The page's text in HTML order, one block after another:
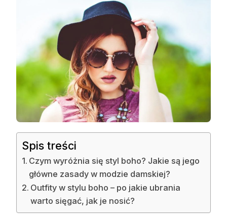
MODZIE
–
WARTO
WIEDZIEĆ
NA
TEN
TEMAT?
Spis treści
Czym wyróżnia się styl boho? Jakie są jego
główne zasady w modzie damskiej?
Outfity w stylu boho – po jakie ubrania
warto sięgać, jak je nosić?